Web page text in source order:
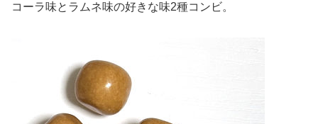
コーラ味とラムネ味の好きな味2種コンビ。